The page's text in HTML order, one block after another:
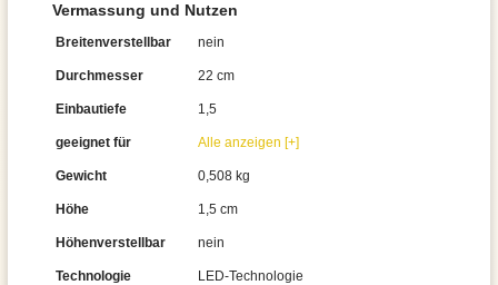
Vermassung und Nutzen
Breitenverstellbar nein
Durchmesser 22 cm
Einbautiefe 1,5
geeignet für Alle anzeigen [+]
Gewicht 0,508 kg
Höhe 1,5 cm
Höhenverstellbar nein
Technologie LED-Technologie